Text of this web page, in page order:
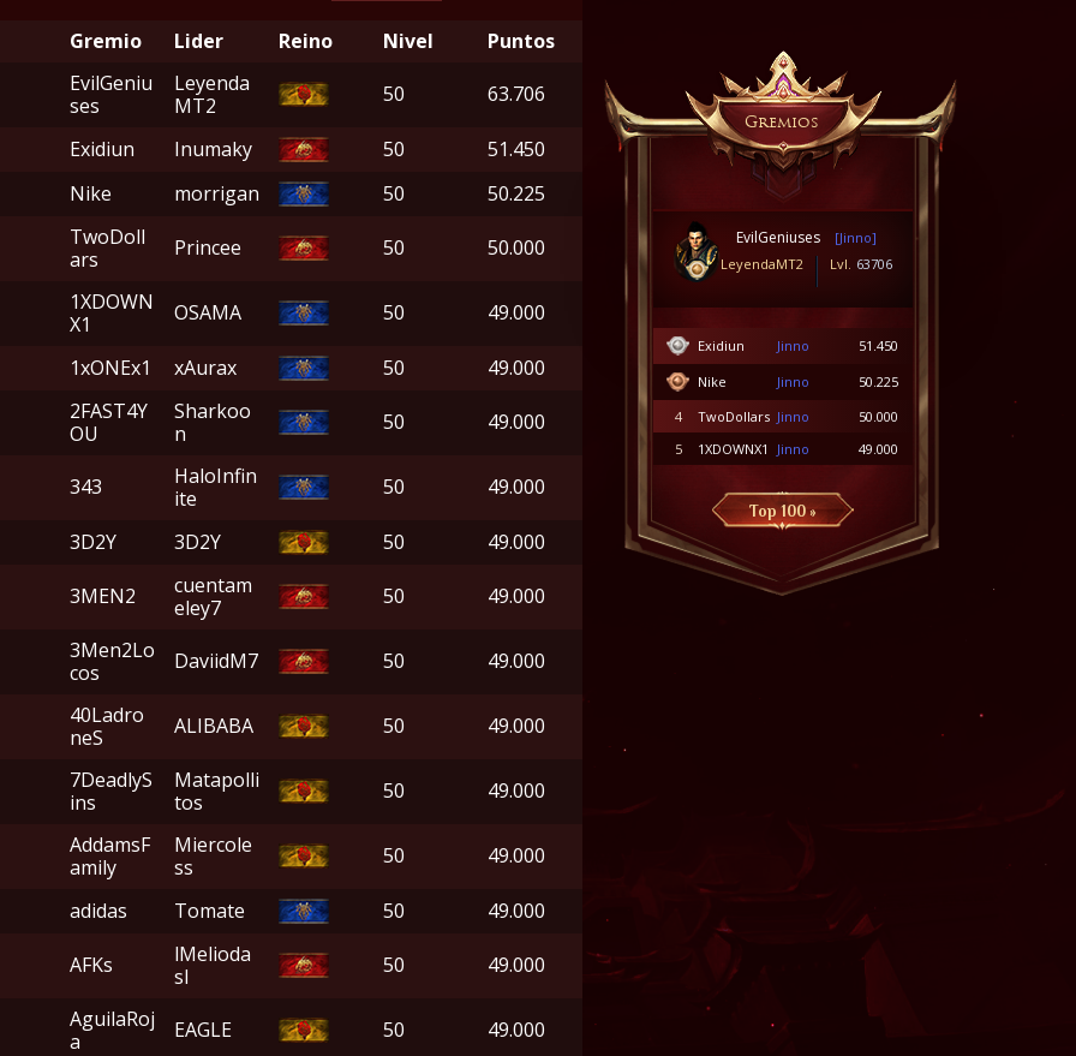
Gremio Lider Reino Nivel
Puntos
EvilGeniu
ses
Leyenda
MT2
50 63.706
Exidiun Inumaky 50
51.450
Nike morrigan 50 50.225
TwoDoll
ars
Princee 50 50.000
1XDOWN
X1
OSAMA 50 49.000
1xONEx1 xAurax 50 49.000
2FAST4Y
OU
Sharkoo
n
50 49.000
343
HaloInfin
ite
50 49.000
3D2Y 3D2Y 50 49.000
3MEN2
cuentam
eley7
50 49.000
3Men2Lo
cos
DaviidM7 50 49.000
40Ladro
neS
ALIBABA 50 49.000
7DeadlyS
ins
Matapolli
tos
50 49.000
AddamsF
amily
Miercole
ss
50 49.000
adidas Tomate 50 49.000
AFKs
lMelioda
sl
50 49.000
AguilaRoj
a
EAGLE 50 49.000
Gremios
EvilGeniuses
[Jinno]
LeyendaMT2
Lvl. 63706
Exidiun Jinno
51.450
Nike
Jinno
50.225
4
TwoDollars Jinno
50.000
5
1XDOWNX1 Jinno 49.000
Top 100 »